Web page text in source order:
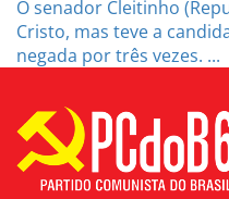
O senador Cleitinho
Cristo, mas teve a
negada por três vezes. ...